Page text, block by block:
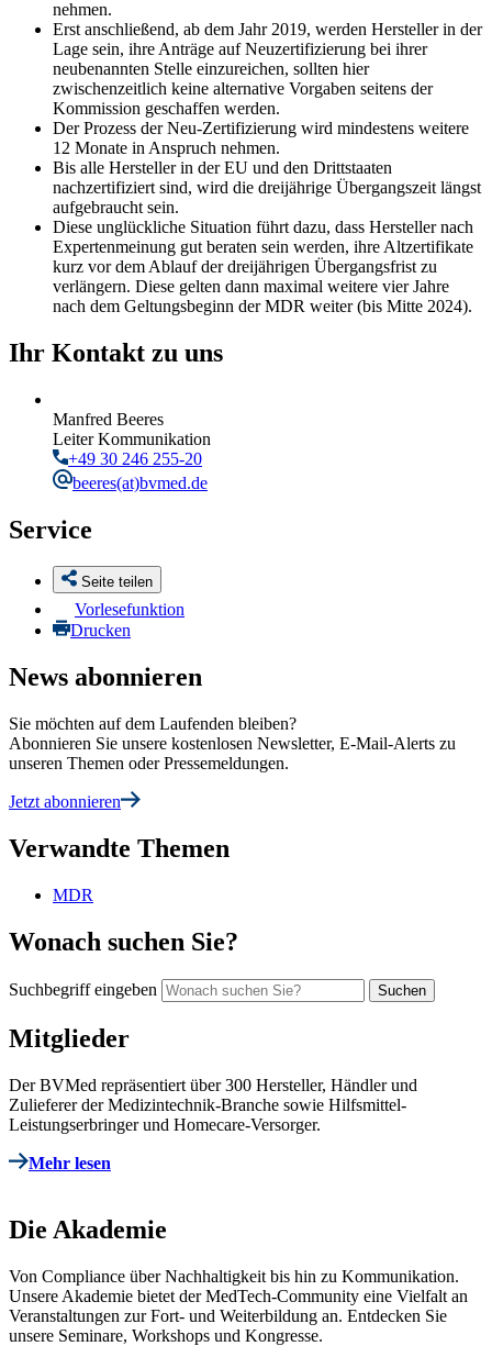
nehmen.
Erst anschließend, ab dem Jahr 2019, werden Hersteller in der
Lage sein, ihre Anträge auf Neuzertifizierung bei ihrer
neubenannten Stelle einzureichen, sollten hier
zwischenzeitlich keine alternative Vorgaben seitens der
Kommission geschaffen werden.
Der Prozess der Neu-Zertifizierung wird mindestens weitere
12 Monate in Anspruch nehmen.
Bis alle Hersteller in der EU und den Drittstaaten
nachzertifiziert sind, wird die dreijährige Übergangszeit längst
aufgebraucht sein.
Diese unglückliche Situation führt dazu, dass Hersteller nach
Expertenmeinung gut beraten sein werden, ihre Altzertifikate
kurz vor dem Ablauf der dreijährigen Übergangsfrist zu
verlängern. Diese gelten dann maximal weitere vier Jahre
nach dem Geltungsbeginn der MDR weiter (bis Mitte 2024).
Ihr Kontakt zu uns
Manfred Beeres
Leiter Kommunikation
+49 30 246 255-20
beeres(at)bvmed.de
Service
Seite teilen
Vorlesefunktion
Drucken
News abonnieren
Sie möchten auf dem Laufenden bleiben?
Abonnieren Sie unsere kostenlosen Newsletter, E-Mail-Alerts zu
unseren Themen oder Pressemeldungen.
Jetzt abonnieren
Verwandte Themen
MDR
Wonach suchen Sie?
Suchbegriff eingeben
Mitglieder
Der BVMed repräsentiert über 300 Hersteller, Händler und
Zulieferer der Medizintechnik-Branche sowie Hilfsmittel-
Leistungserbringer und Homecare-Versorger.
Mehr lesen
Die Akademie
Von Compliance über Nachhaltigkeit bis hin zu Kommunikation.
Unsere Akademie bietet der MedTech-Community eine Vielfalt an
Veranstaltungen zur Fort- und Weiterbildung an. Entdecken Sie
unsere Seminare, Workshops und Kongresse.